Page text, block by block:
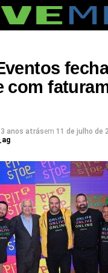
com
3 anos atrásem 11 de julho de